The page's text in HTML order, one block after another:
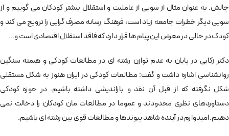
چالش. به عنوان مثال از سویی از عاملیت و استقلال بیشتر کودکان می گوییم و از
سویی دیگر خطرات جامعه زیاد است، فرهنگ رسانه مصرف گرایی را ترویج می کند و
کودک در حالی در معرض این پیام ها قرار دارد که فاقد استقلال اقتصادی است و…
دکتر زکایی در پایان به عدم توازن رشته ای در مطالعات کودکی و هیمنه سنگین
روانشناسی اشاره داشت و گفت: مطالعات کودکی در ایران هنوز به شکل مستقلی
شکل نگرفته که از قبل آن نقد و بازاندیشی داشته باشیم. در حوزه کودکی
دستاوردهای نظری محدودند و عموما در مطالعات مان کودکان را دخالت نمی
دهیم. امیدوارم در آینده شاهد پیوندها و مطالعات قوی بین رشته ای باشیم.